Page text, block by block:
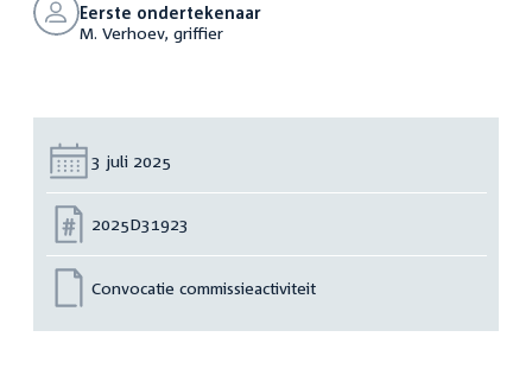
Eerste ondertekenaar
M. Verhoev, griffier
Datum:
3 juli 2025
Nummer:
2025D31923
Convocatie commissieactiviteit